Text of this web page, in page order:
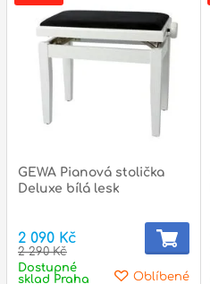
GEWA Pianová stolička
Deluxe bílá lesk
2 090 Kč
2 290 Kč
Oblíbené
Dostupné
sklad Praha